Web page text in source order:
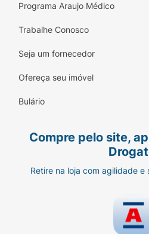
Programa Araujo Médico
Trabalhe Conosco
Seja um fornecedor
Ofereça seu imóvel
Bulário
Compre pelo site,
Retire na loja com agilidade e